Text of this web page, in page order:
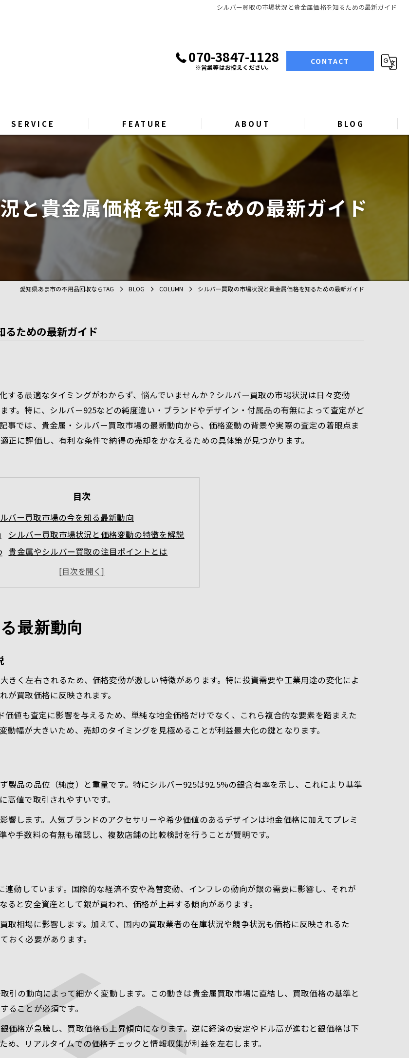
シルバー買取の市場状況と貴金属価格を知るための最新ガイド
070-3847-1128
※営業等はお控えください。
CONTACT
SERVICE FEATURE
片付け
ABOUT BLOG
COLUMN
と貴金属価格を知るための最新ガイド
愛知県あま市の不用品回収ならTAG BLOG COLUMN シルバー買取の市場状況と貴金属価格を知るための最新ガイド
るための最新ガイド
する最適なタイミングがわからず、悩んでいませんか？シルバー買取の市場状況は日々変動
す。特に、シルバー925などの純度違い・ブランドやデザイン・付属品の有無によって査定がど
事では、貴金属・シルバー買取市場の最新動向から、価格変動の背景や実際の査定の着眼点ま
に評価し、有利な条件で納得の売却をかなえるための具体策が見つかります。
目次
バー買取市場の今を知る最新動向
シルバー買取市場状況と価格変動の特徴を解説
貴金属やシルバー買取の注目ポイントとは
シルバー925 買取相場が動く要因を分析
銀相場1g今日の動きが市場に与える影響
属の売却時期を見極めるヒント
シルバー買取に最適なタイミングの考え方
シルバー買取 値段の推移を売却判断に生かす
のシルバー相場が与える影響とは
シルバー925 買取相場と当日査定の比較
推移から読み解くシルバー買取の傾向
銀価格推移10年グラフで市場状況を把握
シルバー925 相場の推移と買取の関係
銀価格 これからを見据えた判断ポイント
バー925の価値を最大化する方法
シルバー925の買取価値を高めるコツ
ブランド価値や付属品が買取市場に与える影響
シルバー925 価値ない場合の対応策
変動に強くなる貴金属取引の知恵
シルバー買取市場状況を日々確認する習慣
最新動向
きく左右されるため、価格変動が激しい特徴があります。特に投資需要や工業用途の変化によ
が買取価格に反映されます。
値も査定に影響を与えるため、単純な地金価格だけでなく、これら複合的な要素を踏まえた
幅が大きいため、売却のタイミングを見極めることが利益最大化の鍵となります。
製品の品位（純度）と重量です。特にシルバー925は92.5%の銀含有率を示し、これにより基準
値で取引されやすいです。
響します。人気ブランドのアクセサリーや希少価値のあるデザインは地金価格に加えてプレミ
手数料の有無も確認し、複数店舗の比較検討を行うことが賢明です。
動しています。国際的な経済不安や為替変動、インフレの動向が銀の需要に影響し、それが
と安全資産として銀が買われ、価格が上昇する傾向があります。
取相場に影響します。加えて、国内の買取業者の在庫状況や競争状況も価格に反映されるた
おく必要があります。
引の動向によって細かく変動します。この動きは貴金属買取市場に直結し、買取価格の基準と
ることが必須です。
価格が急騰し、買取価格も上昇傾向になります。逆に経済の安定やドル高が進むと銀価格は下
、リアルタイムでの価格チェックと情報収集が利益を左右します。